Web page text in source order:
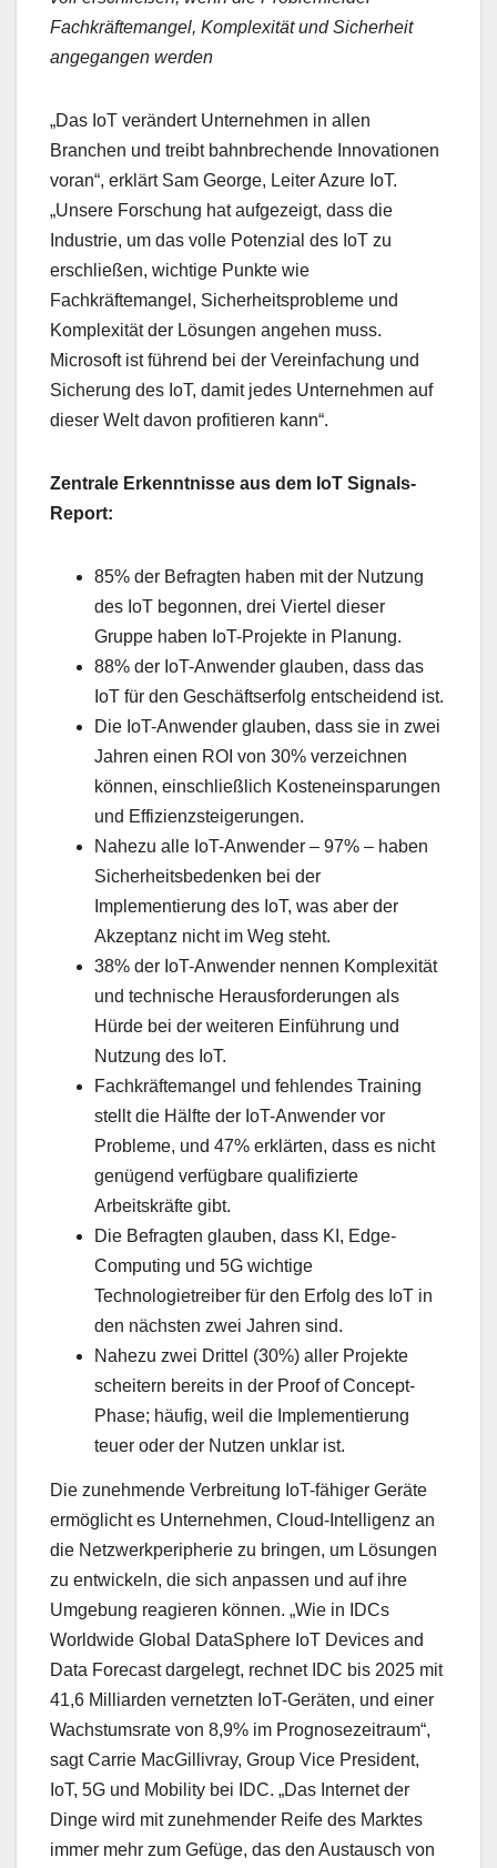
Fachkräftemangel, Komplexität und Sicherheit
angegangen werden
„Das IoT verändert Unternehmen in allen
Branchen und treibt bahnbrechende Innovationen
voran“, erklärt Sam George, Leiter Azure IoT.
„Unsere Forschung hat aufgezeigt, dass die
Industrie, um das volle Potenzial des IoT zu
erschließen, wichtige Punkte wie
Fachkräftemangel, Sicherheitsprobleme und
Komplexität der Lösungen angehen muss.
Microsoft ist führend bei der Vereinfachung und
Sicherung des IoT, damit jedes Unternehmen auf
dieser Welt davon profitieren kann“.
Zentrale Erkenntnisse aus dem IoT Signals-
Report:
85% der Befragten haben mit der Nutzung
des IoT begonnen, drei Viertel dieser
Gruppe haben IoT-Projekte in Planung.
88% der IoT-Anwender glauben, dass das
IoT für den Geschäftserfolg entscheidend ist.
Die IoT-Anwender glauben, dass sie in zwei
Jahren einen ROI von 30% verzeichnen
können, einschließlich Kosteneinsparungen
und Effizienzsteigerungen.
Nahezu alle IoT-Anwender – 97% – haben
Sicherheitsbedenken bei der
Implementierung des IoT, was aber der
Akzeptanz nicht im Weg steht.
38% der IoT-Anwender nennen Komplexität
und technische Herausforderungen als
Hürde bei der weiteren Einführung und
Nutzung des IoT.
Fachkräftemangel und fehlendes Training
stellt die Hälfte der IoT-Anwender vor
Probleme, und 47% erklärten, dass es nicht
genügend verfügbare qualifizierte
Arbeitskräfte gibt.
Die Befragten glauben, dass KI, Edge-
Computing und 5G wichtige
Technologietreiber für den Erfolg des IoT in
den nächsten zwei Jahren sind.
Nahezu zwei Drittel (30%) aller Projekte
scheitern bereits in der Proof of Concept-
Phase; häufig, weil die Implementierung
teuer oder der Nutzen unklar ist.
Die zunehmende Verbreitung IoT-fähiger Geräte
ermöglicht es Unternehmen, Cloud-Intelligenz an
die Netzwerkperipherie zu bringen, um Lösungen
zu entwickeln, die sich anpassen und auf ihre
Umgebung reagieren können. „Wie in IDCs
Worldwide Global DataSphere IoT Devices and
Data Forecast dargelegt, rechnet IDC bis 2025 mit
41,6 Milliarden vernetzten IoT-Geräten, und einer
Wachstumsrate von 8,9% im Prognosezeitraum“,
sagt Carrie MacGillivray, Group Vice President,
IoT, 5G und Mobility bei IDC. „Das Internet der
Dinge wird mit zunehmender Reife des Marktes
immer mehr zum Gefüge, das den Austausch von